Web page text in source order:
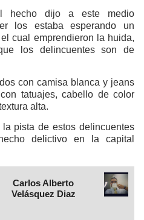
hecho dijo a este medio
los estaba esperando un
cual emprendieron la huida,
los delincuentes son de
con camisa blanca y jeans
tatuajes, cabello de color
alta.
pista de estos delincuentes
delictivo en la capital
Carlos Alberto
Velásquez Diaz